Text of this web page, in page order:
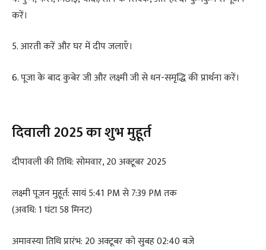
करें।
5. आरती करें और घर में दीप जलाएँ।
6. पूजा के बाद कुबेर जी और लक्ष्मी जी से धन-समृद्धि की प्रार्थना करें।
दिवाली 2025 का शुभ मुहूर्त
दीपावली की तिथि: सोमवार, 20 अक्टूबर 2025
लक्ष्मी पूजन मुहूर्त: सायं 5:41 PM से 7:39 PM तक
(अवधि: 1 घंटा 58 मिनट)
अमावस्या तिथि प्रारंभ: 20 अक्टूबर को सुबह 02:40 बजे